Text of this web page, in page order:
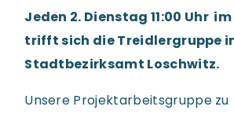
Jeden 2. Dienstag 11:00 Uhr
trifft sich die Treidlergruppe
Stadtbezirksamt Loschwitz.
Unsere Projektarbeitsgruppe zu